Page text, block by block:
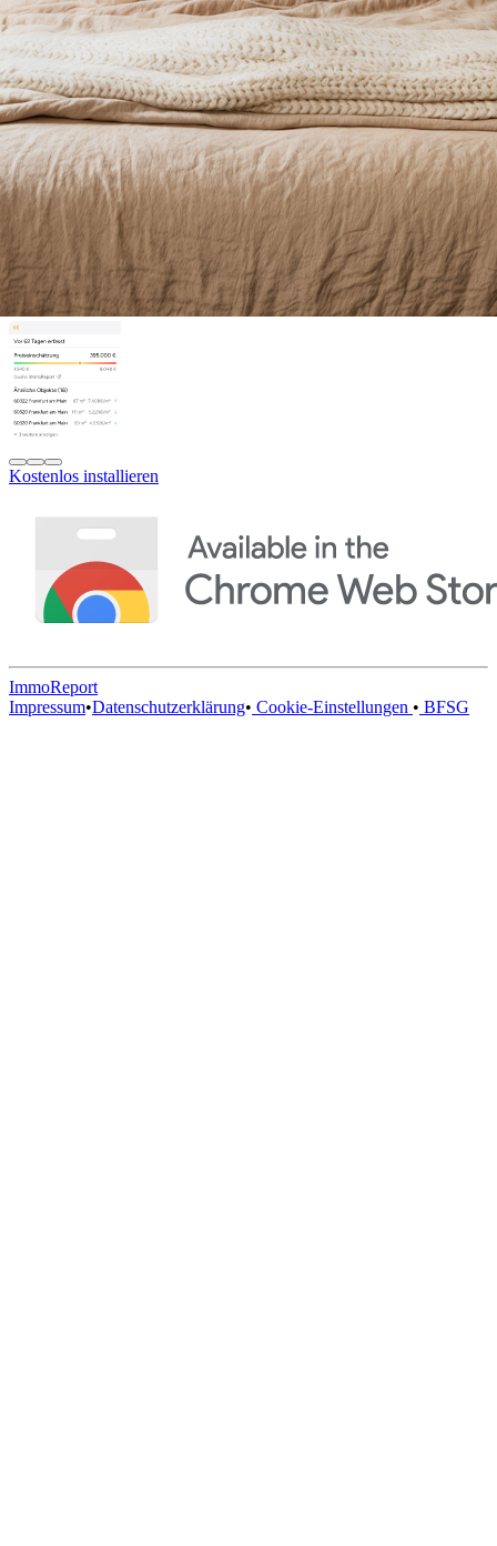
Kostenlos installieren
ImmoReport
Impressum•Datenschutzerklärung• Cookie-Einstellungen • BFSG